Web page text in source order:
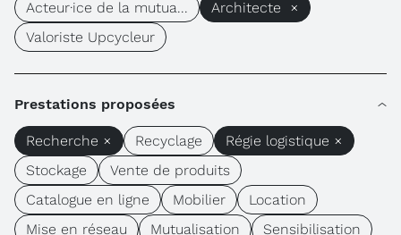
Acteur·ice de la mutua...
Architecte ×
Valoriste Upcycleur
Prestations proposées
Recherche × Recyclage
Régie logistique ×
Stockage
Vente de produits
Catalogue en ligne
Mobilier
Location
Mise en réseau
Mutualisation Sensibilisation